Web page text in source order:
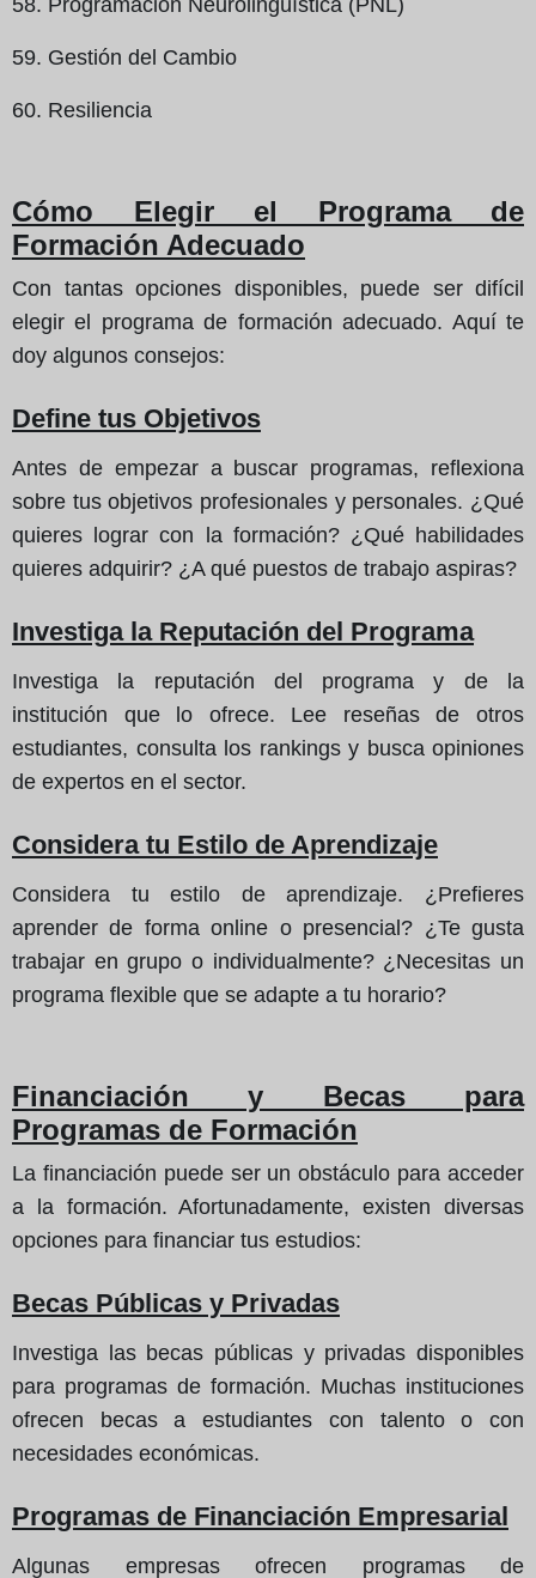
59. Gestión del Cambio
60. Resiliencia
Cómo Elegir el Programa de
Formación Adecuado
Con tantas opciones disponibles, puede ser difícil
elegir el programa de formación adecuado. Aquí te
doy algunos consejos:
Define tus Objetivos
Antes de empezar a buscar programas, reflexiona
sobre tus objetivos profesionales y personales. ¿Qué
quieres lograr con la formación? ¿Qué habilidades
quieres adquirir? ¿A qué puestos de trabajo aspiras?
Investiga la Reputación del Programa
Investiga la reputación del programa y de la
institución que lo ofrece. Lee reseñas de otros
estudiantes, consulta los rankings y busca opiniones
de expertos en el sector.
Considera tu Estilo de Aprendizaje
Considera tu estilo de aprendizaje. ¿Prefieres
aprender de forma online o presencial? ¿Te gusta
trabajar en grupo o individualmente? ¿Necesitas un
programa flexible que se adapte a tu horario?
Financiación y Becas para
Programas de Formación
La financiación puede ser un obstáculo para acceder
a la formación. Afortunadamente, existen diversas
opciones para financiar tus estudios:
Becas Públicas y Privadas
Investiga las becas públicas y privadas disponibles
para programas de formación. Muchas instituciones
ofrecen becas a estudiantes con talento o con
necesidades económicas.
Programas de Financiación Empresarial
Algunas empresas ofrecen programas de